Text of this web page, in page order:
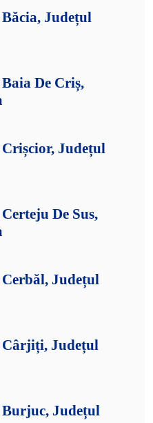
Județul
De Criș,
Județul
De Sus,
Județul
Cârjiți, Județul
Județul